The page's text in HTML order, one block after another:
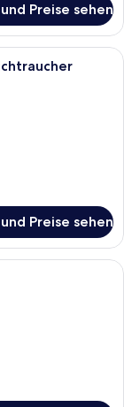
Preise sehen
mit Bett,
Preise sehen
mit Bett,